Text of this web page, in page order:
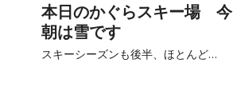
本日のかぐらスキー場 今
朝は雪です
スキーシーズンも後半、ほとんど…